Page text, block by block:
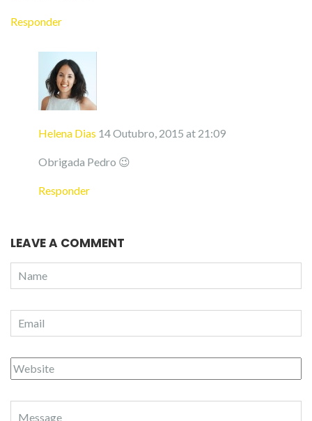
Responder
Helena Dias 14 Outubro, 2015 at 21:09
Obrigada Pedro 😉
Responder
LEAVE A COMMENT